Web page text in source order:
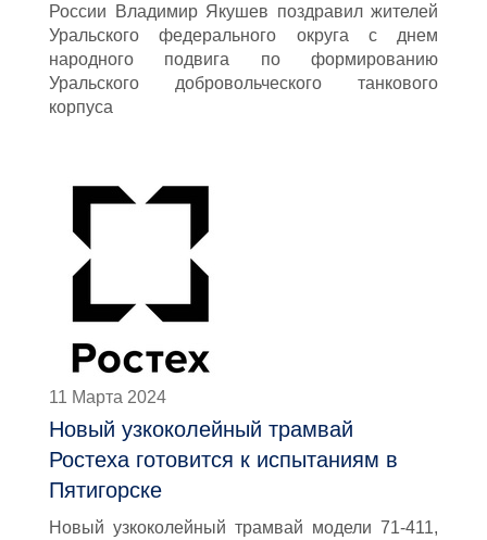
России Владимир Якушев поздравил жителей
Уральского федерального округа с днем
народного подвига по формированию
Уральского добровольческого танкового
корпуса
11 Марта 2024
Новый узкоколейный трамвай
Ростеха готовится к испытаниям в
Пятигорске
Новый узкоколейный трамвай модели 71-411,